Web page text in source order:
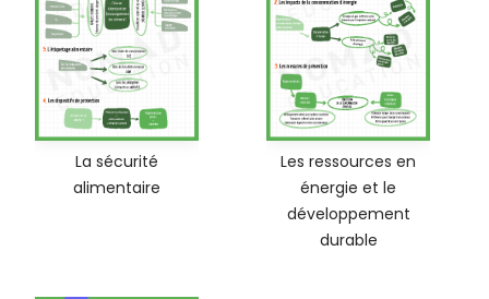
La sécurité
alimentaire
Les ressources en
énergie et le
développement
durable